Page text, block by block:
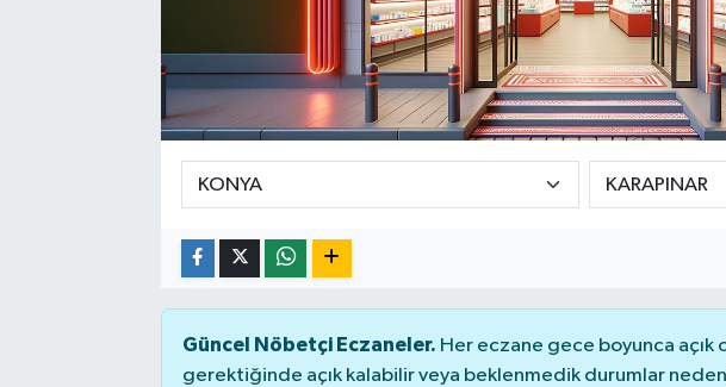
Güncel Nöbetçi Eczaneler. Her eczane gece boyunca açık
gerektiğinde açık kalabilir veya beklenmedik durumlar
HABERDE İNSAN
KÜLTÜR-SANAT